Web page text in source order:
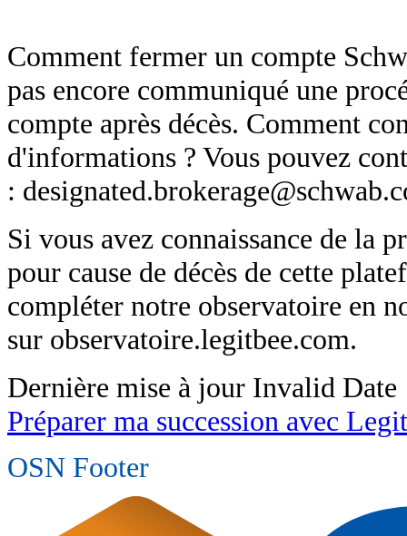
Comment fermer un compte
pas encore communiqué une
compte après décès. Comment
d'informations ? Vous pouvez
:
Si vous avez connaissance de la
pour cause de décès de cette
compléter notre observatoire en
sur observatoire.legitbee.com.
Dernière mise à jour Invalid Date
Préparer ma succession avec
OSN Footer